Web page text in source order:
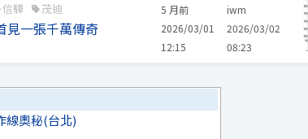
信驊 茂迪
5 月前
2026/03/01
12:15
見一張千萬傳奇
iwm
2026/03/02
08:23
線奧秘(台北)